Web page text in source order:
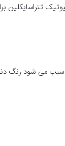
می شود رنگ